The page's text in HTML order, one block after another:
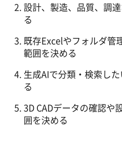
設計、製造、品質、調
る
既存Excelやフォルダ管
範囲を決める
生成AIで分類・検索し
る
3D CADデータの確認や
囲を決める